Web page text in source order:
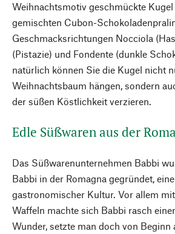
Weihnachtsmotiv geschmückte
gemischten Cubon-
Geschmacksrichtungen Nocciola
(Pistazie) und Fondente (dunkle
natürlich können Sie die Kugel nicht
Weihnachtsbaum hängen, sondern
der süßen Köstlichkeit verzieren.
Edle Süßwaren aus der
Das Süßwarenunternehmen Babbi
Babbi in der Romagna gegründet,
gastronomischer Kultur. Vor allem
Waffeln machte sich Babbi rasch
Wunder, setzte man doch von Beginn